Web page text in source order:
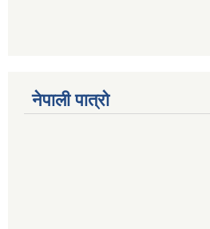
नेपाली पात्रो